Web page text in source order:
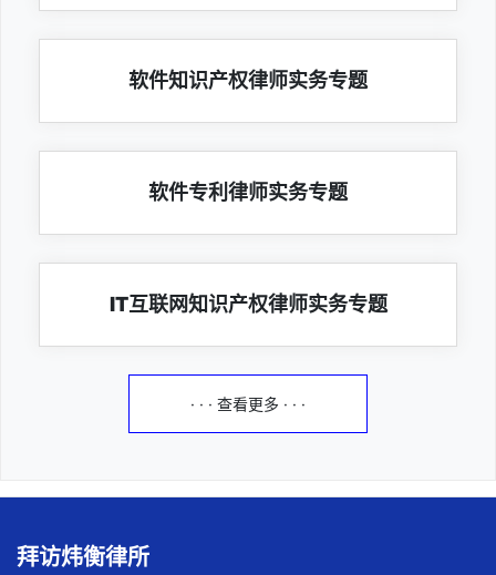
软件知识产权律师实务专题
软件专利律师实务专题
IT互联网知识产权律师实务专题
· · · 查看更多 · · ·
拜访炜衡律所